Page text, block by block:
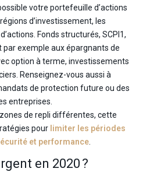
votre portefeuille d’actions
d’investissement, les
Fonds structurés, SCPI1,
exemple aux épargnants de
option à terme, investissements
Renseignez-vous aussi à
de protection future ou des
entreprises.
de repli différentes, cette
pour limiter les périodes
et performance.
en 2020 ?